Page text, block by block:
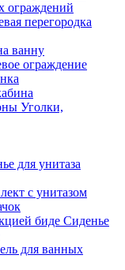
ограждений
перегородка
ванну
ограждение
Уголки,
для унитаза
с унитазом
Сиденье
для ванных